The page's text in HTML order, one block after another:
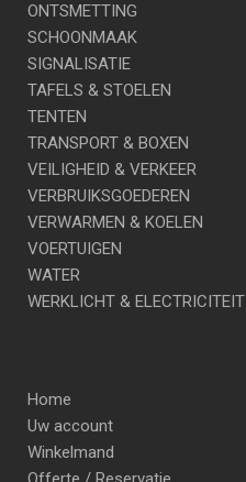
ONTSMETTING
SCHOONMAAK
SIGNALISATIE
TAFELS & STOELEN
TENTEN
TRANSPORT & BOXEN
VEILIGHEID & VERKEER
VERBRUIKSGOEDEREN
VERWARMEN & KOELEN
VOERTUIGEN
WATER
WERKLICHT & ELECTRICITEIT
Home
Uw account
Winkelmand